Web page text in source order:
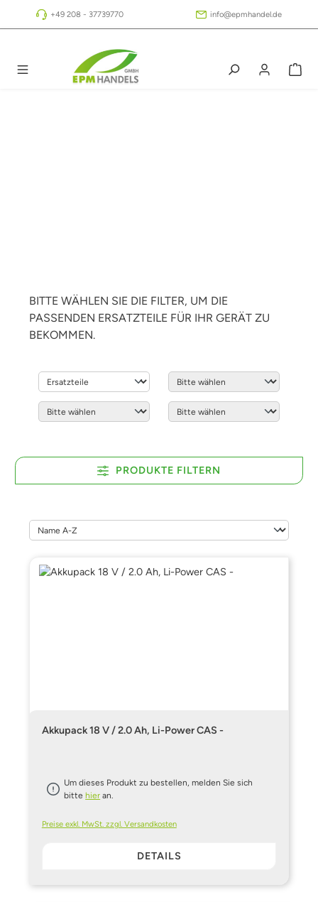
Zum Hauptinhalt springen
+49 208 - 37739770 info@epmhandel.de
BITTE WÄHLEN SIE DIE FILTER, UM DIE
PASSENDEN ERSATZTEILE FÜR IHR GERÄT ZU
BEKOMMEN.
PRODUKTE FILTERN
Akkupack 18 V / 2.0 Ah, Li-Power CAS -
Um dieses Produkt zu bestellen, melden Sie sich
bittehier an.
Preise exkl. MwSt. zzgl. Versandkosten
DETAILS